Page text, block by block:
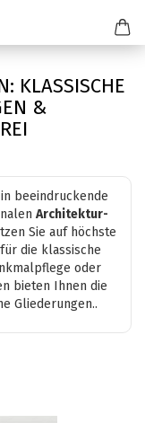
KLASSISCHE
&
beeindruckende
Architektur-
Sie auf höchste
die klassische
oder
bieten Ihnen die
Gliederungen..